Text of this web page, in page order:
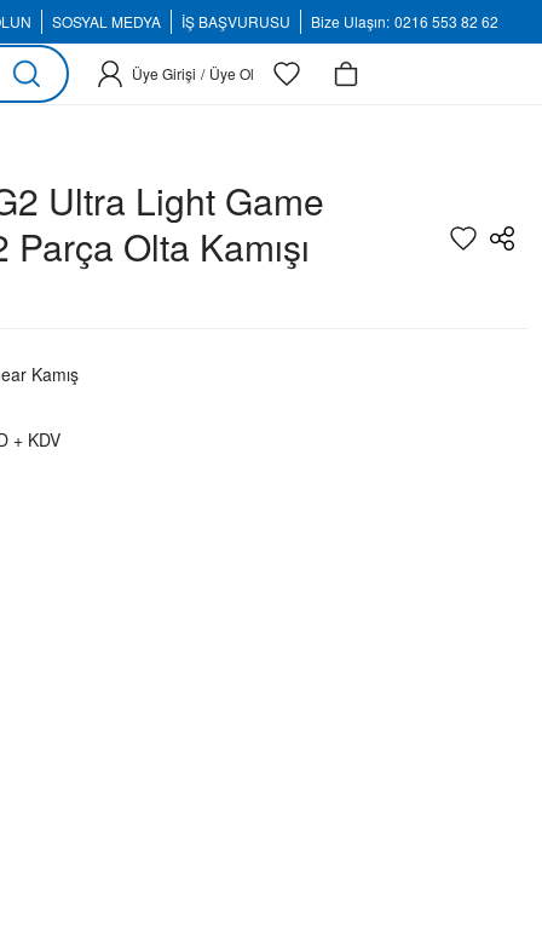
SOSYAL MEDYA İŞ BAŞVURUSU Bize Ulaşın: 0216 553 82 62
Üye Girişi / Üye Ol
Ultra Light Game
Olta Kamışı
Kamış
+ KDV